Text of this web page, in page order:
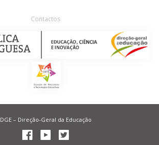
Contactos
DGE – Direção-Geral da Educação